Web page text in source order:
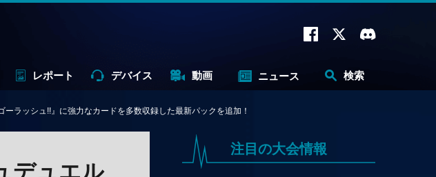
レポート デバイス 動画 ニュース 検索
ラッシュ!!』に強力なカードを多数収録した最新パックを追加！
デュエル
注目の大会情報